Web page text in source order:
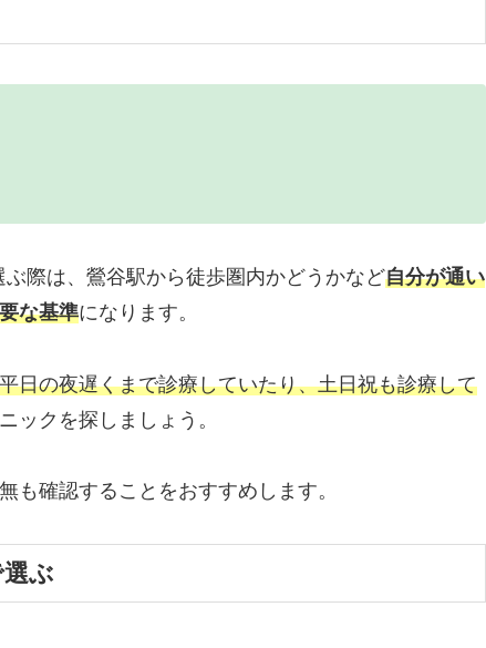
際は、鶯谷駅から徒歩圏内かどうかなど自分が通い
な基準になります。
平日の夜遅くまで診療していたり、土日祝も診療して
ックを探しましょう。
も確認することをおすすめします。
ぶ